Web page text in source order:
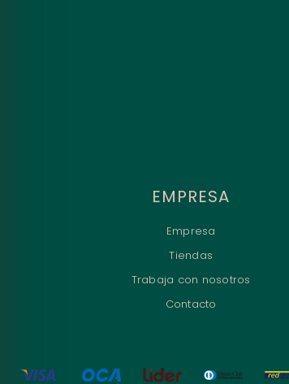
EMPRESA
Empresa
Tiendas
Trabaja con nosotros
Contacto